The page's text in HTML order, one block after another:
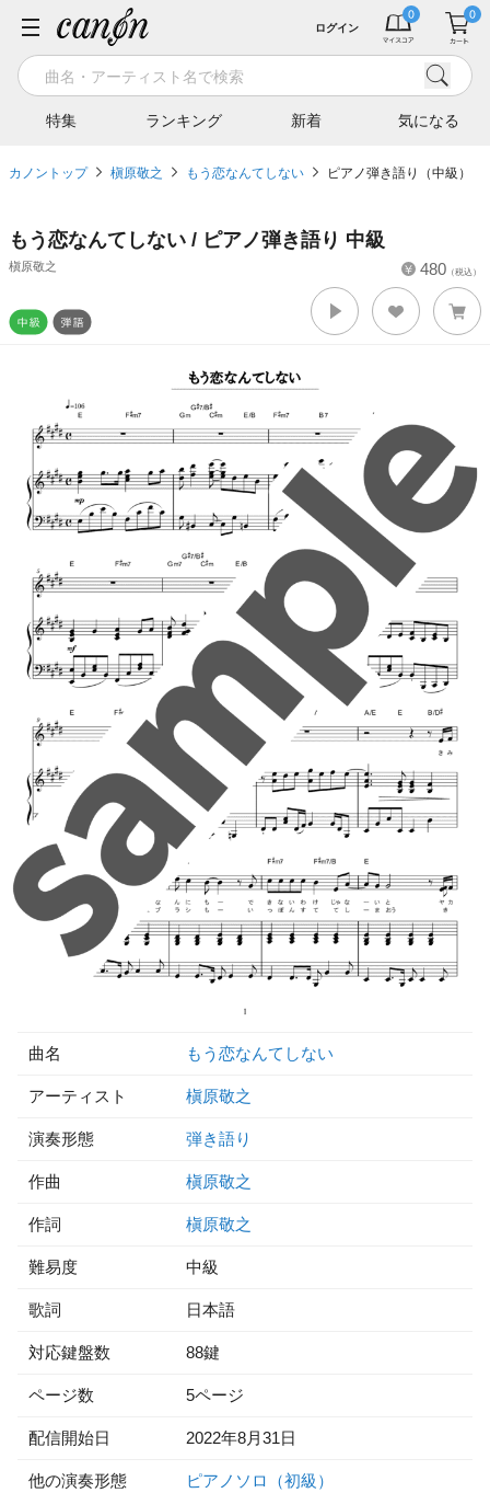
特集 ランキング 新着 気になる
ログイン
カノントップ 槇原敬之 もう恋なんてしない ピアノ弾き語り（中級）
もう恋なんてしない / ピアノ弾き語り 中級
槇原敬之 480 （税込）
曲名 もう恋なんてしない
アーティスト 槇原敬之
演奏形態 弾き語り
作曲 槇原敬之
作詞 槇原敬之
難易度 中級
歌詞 日本語
対応鍵盤数 88鍵
ページ数 5ページ
配信開始日 2022年8月31日
他の演奏形態
ピアノソロ（初級）